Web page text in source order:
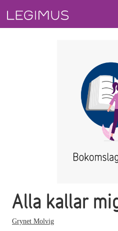
Alla kallar
Grynet Molvig